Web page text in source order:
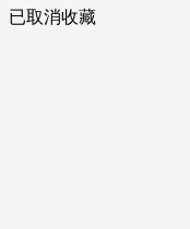
已取消收藏